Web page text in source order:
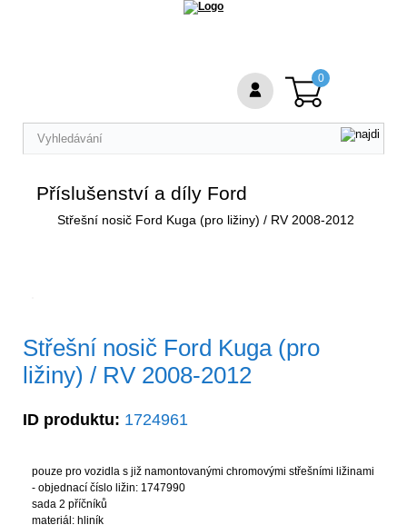
Příslušenství a díly Ford
Střešní nosič Ford Kuga (pro ližiny) / RV 2008-2012
Střešní nosič Ford Kuga (pro
ližiny) / RV 2008-2012
ID produktu: 1724961
pouze pro vozidla s již namontovanými chromovými střešními ližinami
- objednací číslo ližin: 1747990
sada 2 příčníků
materiál: hliník
0